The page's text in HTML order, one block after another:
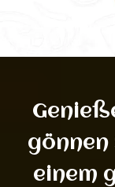
gönnen
einem